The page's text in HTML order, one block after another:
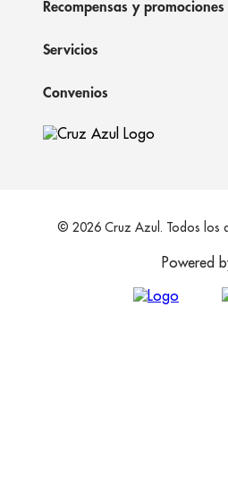
Recompensas y promociones
Servicios
Convenios
© 2026 Cruz Azul. Todos los
Powered